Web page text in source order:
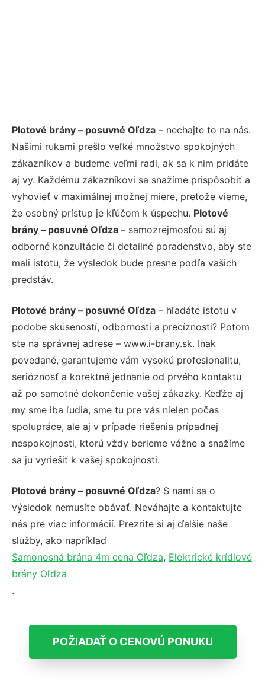
Plotové brány – posuvné Oľdza – nechajte to na nás.
Našimi rukami prešlo veľké množstvo spokojných
zákazníkov a budeme veľmi radi, ak sa k nim pridáte
aj vy. Každému zákazníkovi sa snažíme prispôsobiť a
vyhovieť v maximálnej možnej miere, pretože vieme,
že osobný prístup je kľúčom k úspechu. Plotové
brány – posuvné Oľdza – samozrejmosťou sú aj
odborné konzultácie či detailné poradenstvo, aby ste
mali istotu, že výsledok bude presne podľa vašich
predstáv.
Plotové brány – posuvné Oľdza – hľadáte istotu v
podobe skúseností, odbornosti a precíznosti? Potom
ste na správnej adrese – www.i-brany.sk. Inak
povedané, garantujeme vám vysokú profesionalitu,
serióznosť a korektné jednanie od prvého kontaktu
až po samotné dokončenie vašej zákazky. Keďže aj
my sme iba ľudia, sme tu pre vás nielen počas
spolupráce, ale aj v prípade riešenia prípadnej
nespokojnosti, ktorú vždy berieme vážne a snažíme
sa ju vyriešiť k vašej spokojnosti.
Plotové brány – posuvné Oľdza? S nami sa o
výsledok nemusíte obávať. Neváhajte a kontaktujte
nás pre viac informácií. Prezrite si aj ďalšie naše
služby, ako napríklad
Samonosná brána 4m cena Oľdza, Elektrické krídlové
brány Oľdza
.
POŽIADAŤ O CENOVÚ PONUKU